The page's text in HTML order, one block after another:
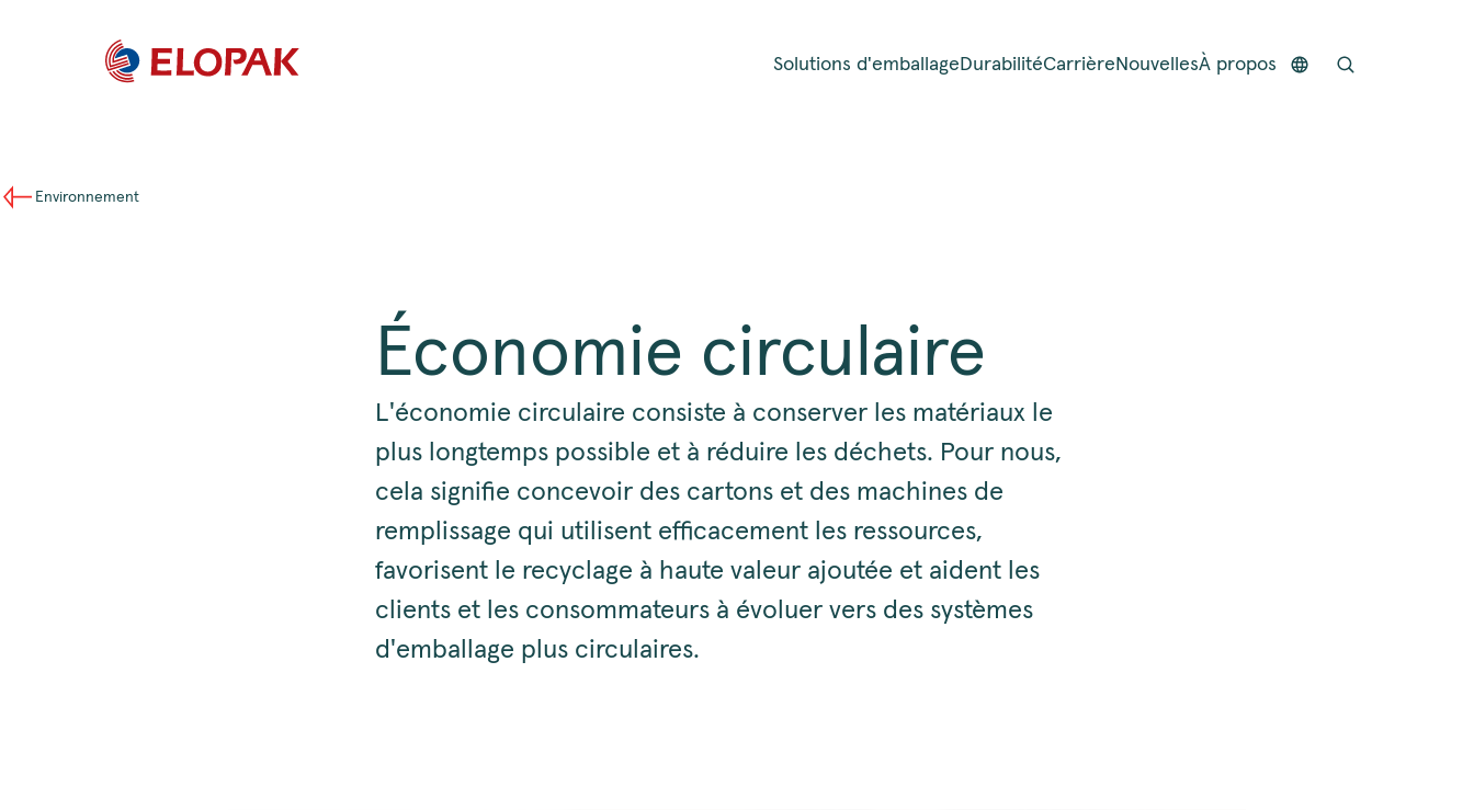
Solutions d'emballage DurabilitéCarrière NouvellesÀ propos
Environnement
Économie circulaire
L'économie circulaire consiste à conserver les matériaux le
plus longtemps possible et à réduire les déchets. Pour nous,
cela signifie concevoir des cartons et des machines de
remplissage qui utilisent efficacement les ressources,
favorisent le recyclage à haute valeur ajoutée et aident les
clients et les consommateurs à évoluer vers des systèmes
d'emballage plus circulaires.